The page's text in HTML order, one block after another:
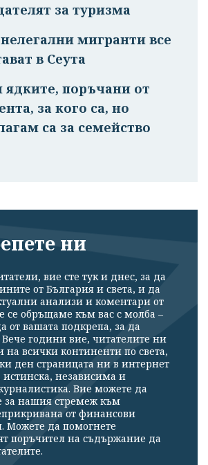
за туризма
мигранти все
в Сеута
ядките, поръчани от
за кого са, но
са за семейство
ни
вие сте тук и днес, за да
от България и света, и да
анализи и коментари от
се обръщаме към вас с молба –
от вашата подкрепа, за да
години вие, читателите ни
на всички континенти по света,
ден страницата ни в интернет
истинска, независима и
Вие можете да
за нашия стремеж към
от финансови
Можете да помогнете
поръчител на съдържание да